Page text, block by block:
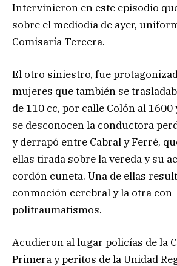
Intervinieron en este episodio
sobre el mediodía de ayer,
Comisaría Tercera.
El otro siniestro, fue
mujeres que también se
de 110 cc, por calle Colón al
se desconocen la conductora
y derrapó entre Cabral y Ferré,
ellas tirada sobre la vereda y su
cordón cuneta. Una de ellas
conmoción cerebral y la otra con
politraumatismos.
Acudieron al lugar policías de la
Primera y peritos de la Unidad